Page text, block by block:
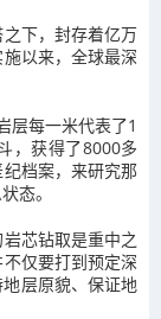
下，封存着亿万
以来，全球最深
层每一米代表了1
，获得了8000多
档案，来研究那
态。
芯钻取是重中之
仅要打到预定深
层原貌、保证地